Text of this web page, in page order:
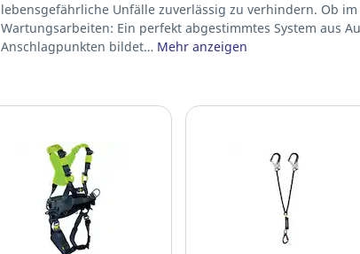
lebensgefährliche Unfälle zuverlässig zu verhindern. Ob
Wartungsarbeiten: Ein perfekt abgestimmtes System aus
Anschlagpunkten bildet… Mehr anzeigen